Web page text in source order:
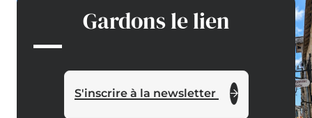
Gardons le lien
S'inscrire à la newsletter